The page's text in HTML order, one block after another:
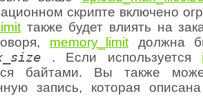
скрипте включено
также будет влиять на
memory_limitдолжна
. Если используется
байтами. Вы также
запись, которая